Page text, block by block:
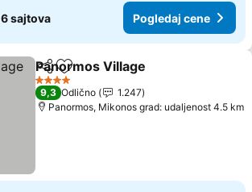
6 sajtova Pogledaj cene
Deli Dodati u favorite
Panormos Village
4 Zvezdice
9,3 Odlično
1.247
Panormos, Mikonos grad: udaljenost 4.5 km